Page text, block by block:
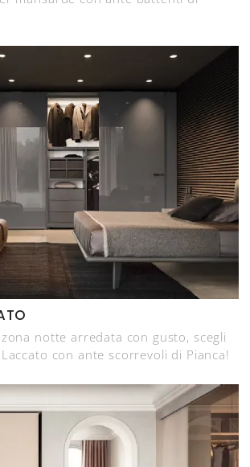
notte arredata con gusto, scegli
con ante scorrevoli di Pianca!